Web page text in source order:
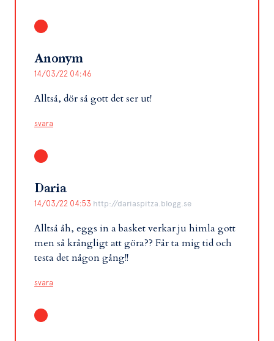
Anonym
14/03/22 04:46
Alltså, dör så gott det ser ut!
svara
Daria
14/03/22 04:53 http://dariaspitza.blogg.se
Alltså åh, eggs in a basket verkar ju himla gott
men så krångligt att göra?? Får ta mig tid och
testa det någon gång!!
svara